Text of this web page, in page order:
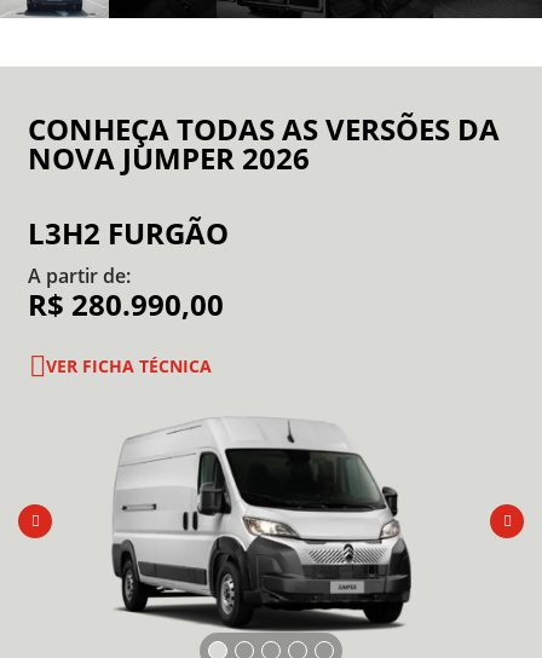
CONHEÇA TODAS AS VERSÕES DA
NOVA JUMPER 2026
L3H2 FURGÃO
A partir de:
R$ 280.990,00
VER FICHA TÉCNICA